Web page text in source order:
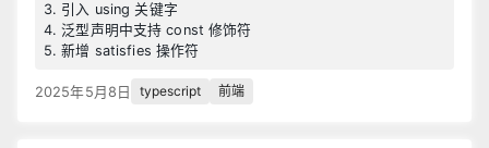
3. 引入 using 关键字
4. 泛型声明中支持 const 修饰符
5. 新增 satisfies 操作符
2025年5月8日 typescript 前端